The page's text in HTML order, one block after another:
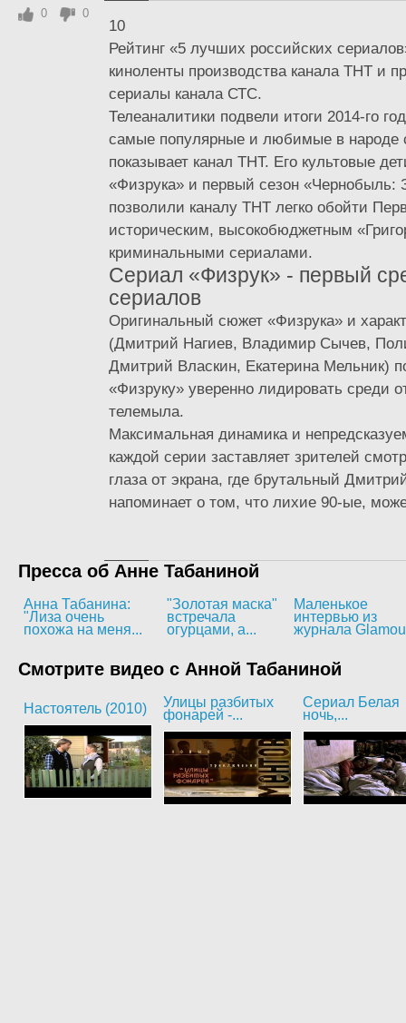
10
Рейтинг «5 лучших российских
киноленты производства канала ТНТ и
сериалы канала СТС.
Телеаналитики подвели итоги 2014-го
самые популярные и любимые в народе
показывает канал ТНТ. Его культовые
«Физрука» и первый сезон «Чернобыль:
позволили каналу ТНТ легко обойти
историческим, высокобюджетным
криминальными сериалами.
Сериал «Физрук» - первый
сериалов
Оригинальный сюжет «Физрука» и
(Дмитрий Нагиев, Владимир Сычев,
Дмитрий Власкин, Екатерина Мельник)
«Физруку» уверенно лидировать среди
телемыла.
Максимальная динамика и
каждой серии заставляет зрителей
глаза от экрана, где брутальный
напоминает о том, что лихие 90-ые,
0 0
Пресса об Анне Табаниной
Анна Табанина:
"Лиза очень
похожа на меня...
"Золотая маска"
встречала
огурцами, а...
Маленькое
интервью из
журнала
Смотрите видео с Анной Табаниной
Настоятель (2010)
Улицы разбитых
фонарей -...
Сериал Белая
ночь,...